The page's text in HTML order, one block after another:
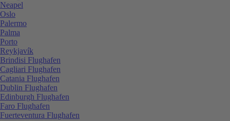
Neapel
Oslo
Palermo
Palma
Porto
Reykjavík
Brindisi Flughafen
Cagliari Flughafen
Catania Flughafen
Dublin Flughafen
Edinburgh Flughafen
Faro Flughafen
Fuerteventura Flughafen